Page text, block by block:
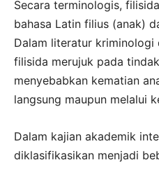
Secara terminologis,
bahasa Latin filius (anak)
Dalam literatur
filisida merujuk pada
menyebabkan kematian
langsung maupun melalui
Dalam kajian akademik
diklasifikasikan menjadi